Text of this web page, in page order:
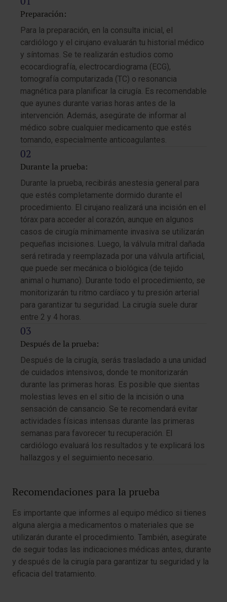
Preparación:
Para la preparación, en la consulta inicial, el
cardiólogo y el cirujano evaluarán tu historial médico
y síntomas. Se te realizarán estudios como
ecocardiografía, electrocardiograma (ECG),
tomografía computarizada (TC) o resonancia
magnética para planificar la cirugía. Es recomendable
que ayunes durante varias horas antes de la
intervención. Además, asegúrate de informar al
médico sobre cualquier medicamento que estés
tomando, especialmente anticoagulantes.
Durante la prueba:
Durante la prueba, recibirás anestesia general para
que estés completamente dormido durante el
procedimiento. El cirujano realizará una incisión en el
tórax para acceder al corazón, aunque en algunos
casos de cirugía mínimamente invasiva se utilizarán
pequeñas incisiones. Luego, la válvula mitral dañada
será retirada y reemplazada por una válvula artificial,
que puede ser mecánica o biológica (de tejido
animal o humano). Durante todo el procedimiento, se
monitorizarán tu ritmo cardíaco y tu presión arterial
para garantizar tu seguridad. La cirugía suele durar
entre 2 y 4 horas.
Después de la prueba:
Después de la cirugía, serás trasladado a una unidad
de cuidados intensivos, donde te monitorizarán
durante las primeras horas. Es posible que sientas
molestias leves en el sitio de la incisión o una
sensación de cansancio. Se te recomendará evitar
actividades físicas intensas durante las primeras
semanas para favorecer tu recuperación. El
cardiólogo evaluará los resultados y te explicará los
hallazgos y el seguimiento necesario.
Recomendaciones para la prueba
Es importante que informes al equipo médico si tienes
alguna alergia a medicamentos o materiales que se
utilizarán durante el procedimiento. También, asegúrate
de seguir todas las indicaciones médicas antes, durante
y después de la cirugía para garantizar tu seguridad y la
eficacia del tratamiento.